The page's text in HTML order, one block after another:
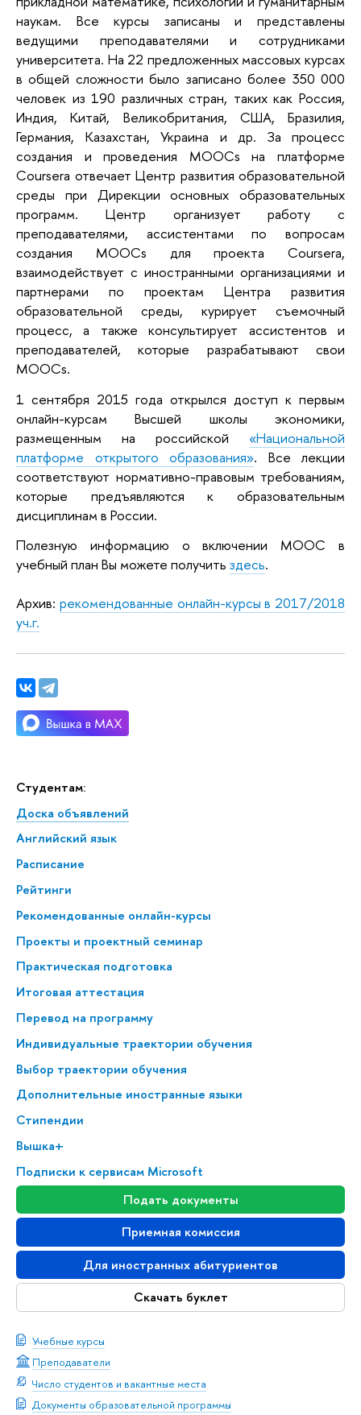
Студентам:
Доска объявлений
Английский язык
Расписание
Рейтинги
Рекомендованные онлайн-курсы
Проекты и проектный семинар
Практическая подготовка
Итоговая аттестация
Перевод на программу
Индивидуальные траектории обучения
Выбор траектории обучения
Дополнительные иностранные языки
Стипендии
Вышка+
Подписки к сервисам Microsoft
Подать документы
Приемная комиссия
Для иностранных абитуриентов
Скачать буклет
Учебные курсы
Преподаватели
Число студентов и вакантные места
Документы образовательной программы
наукам. Все курсы записаны и представлены
ведущими преподавателями и сотрудниками
университета. На 22 предложенных массовых курсах
в общей сложности было записано более 350 000
человек из 190 различных стран, таких как Россия,
Индия, Китай, Великобритания, США, Бразилия,
Германия, Казахстан, Украина и др. За процесс
создания и проведения MOOCs на платформе
Coursera отвечает Центр развития образовательной
среды при Дирекции основных образовательных
программ. Центр организует работу с
преподавателями, ассистентами по вопросам
создания MOOCs для проекта Coursera,
взаимодействует с иностранными организациями и
партнерами по проектам Центра развития
образовательной среды, курирует съемочный
процесс, а также консультирует ассистентов и
преподавателей, которые разрабатывают свои
MOOCs.
1 сентября 2015 года открылся доступ к первым
онлайн-курсам Высшей школы экономики,
размещенным на российской «Национальной
платформе открытого образования». Все лекции
соответствуют нормативно-правовым требованиям,
которые предъявляются к образовательным
дисциплинам в России.
Полезную информацию о включении MOOC в
учебный план Вы можете получить здесь.
Архив: рекомендованные онлайн-курсы в 2017/2018
уч.г.